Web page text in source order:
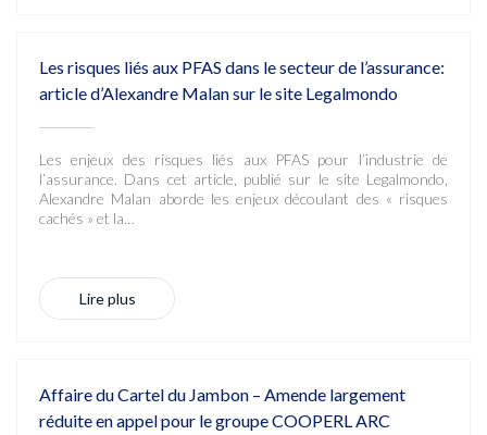
Les risques liés aux PFAS dans le secteur de l’assurance:
article d’Alexandre Malan sur le site Legalmondo
Les enjeux des risques liés aux PFAS pour l’industrie de
l’assurance. Dans cet article, publié sur le site Legalmondo,
Alexandre Malan aborde les enjeux découlant des « risques
cachés » et la…
Lire plus
Affaire du Cartel du Jambon – Amende largement
réduite en appel pour le groupe COOPERL ARC